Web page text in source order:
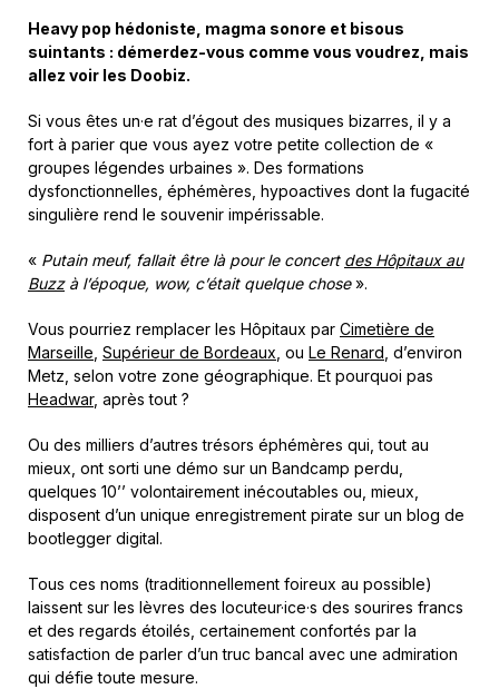
Heavy pop hédoniste, magma sonore et bisous
suintants : démerdez-vous comme vous voudrez, mais
allez voir les Doobiz.
Si vous êtes un·e rat d’égout des musiques bizarres, il y a
fort à parier que vous ayez votre petite collection de «
groupes légendes urbaines ». Des formations
dysfonctionnelles, éphémères, hypoactives dont la fugacité
singulière rend le souvenir impérissable.
« Putain meuf, fallait être là pour le concert des Hôpitaux au
Buzzà l’époque, wow, c’était quelque chose».
Vous pourriez remplacer les Hôpitaux par Cimetière de
Marseille Supérieur de Bordeaux , ou Le Renard , d’environ
Metz, selon votre zone géographique. Et pourquoi pas
Headwar, après tout ?
Ou des milliers d’autres trésors éphémères qui, tout au
mieux, ont sorti une démo sur un Bandcamp perdu,
quelques 10’’ volontairement inécoutables ou, mieux,
disposent d’un unique enregistrement pirate sur un blog de
bootlegger digital.
Tous ces noms (traditionnellement foireux au possible)
laissent sur les lèvres des locuteur·ice·s des sourires francs
et des regards étoilés, certainement confortés par la
satisfaction de parler d’un truc bancal avec une admiration
qui défie toute mesure.